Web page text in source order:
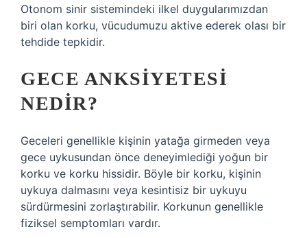
Otonom sinir sistemindeki ilkel duygularımızdan
biri olan korku, vücudumuzu aktive ederek olası bir
tehdide tepkidir.
GECE ANKSIYETESI
NEDIR?
Geceleri genellikle kişinin yatağa girmeden veya
gece uykusundan önce deneyimlediği yoğun bir
korku ve korku hissidir. Böyle bir korku, kişinin
uykuya dalmasını veya kesintisiz bir uykuyu
sürdürmesini zorlaştırabilir. Korkunun genellikle
fiziksel semptomları vardır.